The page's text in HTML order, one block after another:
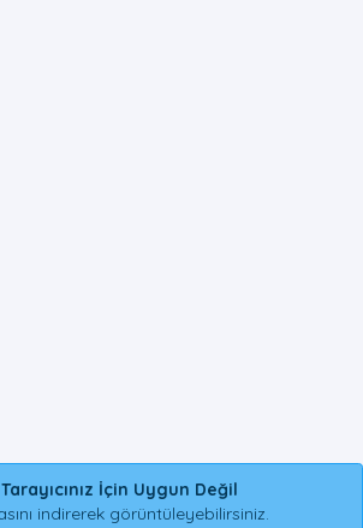
İçin Uygun Değil
indirerek görüntüleyebilirsiniz.